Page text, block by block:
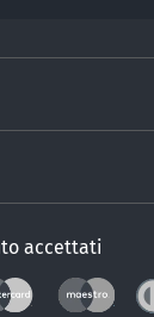
accettati